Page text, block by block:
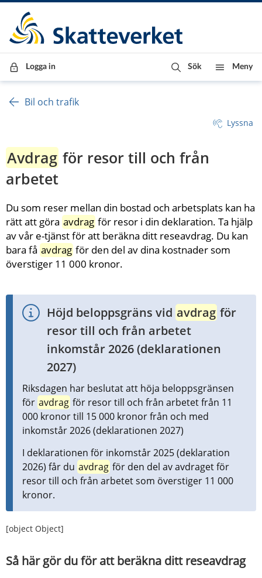
Till innehåll
Till navigationen
Till chattrobot
Logga in Sök Meny
Bil och trafik
Lyssna
Avdrag för resor till och från
arbetet
Du som reser mellan din bostad och arbetsplats kan ha
rätt att göra avdrag för resor i din deklaration. Ta hjälp
av vår e-tjänst för att beräkna ditt reseavdrag. Du kan
bara få avdrag för den del av dina kostnader som
överstiger 11 000 kronor.
Höjd beloppsgräns vid avdrag för
resor till och från arbetet
inkomstår 2026 (deklarationen
2027)
Riksdagen har beslutat att höja beloppsgränsen
för avdrag för resor till och från arbetet från 11
000 kronor till 15 000 kronor från och med
inkomstår 2026 (deklarationen 2027)
I deklarationen för inkomstår 2025 (deklaration
2026) får du avdrag för den del av avdraget för
resor till och från arbetet som överstiger 11 000
kronor.
[object Object]
Så här gör du för att beräkna ditt reseavdrag